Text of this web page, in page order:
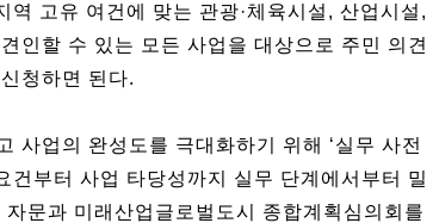
고유 여건에 맞는 관광·체육시설, 산업시설,
인할 수 있는 모든 사업을 대상으로 주민 의견
청하면 된다.
사업의 완성도를 극대화하기 위해 ‘실무 사전
건부터 사업 타당성까지 실무 단계에서부터 밀
문과 미래산업글로벌도시 종합계획심의회를